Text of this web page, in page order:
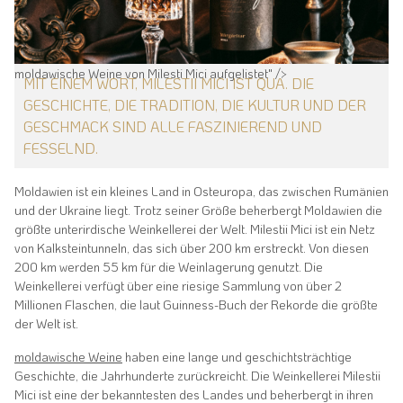
moldawische Weine von Milesti Mici aufgelistet" />
MIT EINEM WORT, MILESTII MICI IST QUA. DIE
GESCHICHTE, DIE TRADITION, DIE KULTUR UND DER
GESCHMACK SIND ALLE FASZINIEREND UND
FESSELND.
Moldawien ist ein kleines Land in Osteuropa, das zwischen Rumänien
und der Ukraine liegt. Trotz seiner Größe beherbergt Moldawien die
größte unterirdische Weinkellerei der Welt. Milestii Mici ist ein Netz
von Kalksteintunneln, das sich über 200 km erstreckt. Von diesen
200 km werden 55 km für die Weinlagerung genutzt. Die
Weinkellerei verfügt über eine riesige Sammlung von über 2
Millionen Flaschen, die laut Guinness-Buch der Rekorde die größte
der Welt ist.
moldawische Weine haben eine lange und geschichtsträchtige
Geschichte, die Jahrhunderte zurückreicht. Die Weinkellerei Milestii
Mici ist eine der bekanntesten des Landes und beherbergt in ihren